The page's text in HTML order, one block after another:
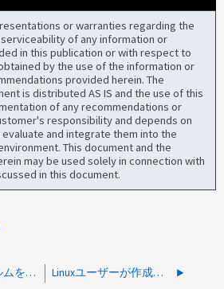
or warranties regarding the
of any information or
in this publication or with respect to
by the use of the information or
provided herein. The
is distributed AS IS and the use of this
of any recommendations or
responsibility and depends on
and integrate them into the
This document and the
may be used solely in connection with
in this document.
NFS Kerberosレルムを変更する方法 Linuxユーザーが作成したファイルのUNIX権限を変更する方法